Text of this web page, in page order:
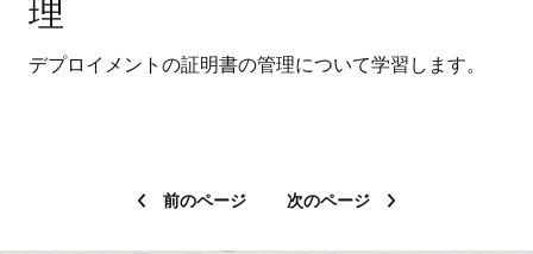
理
デプロイメントの証明書の管理について学習します。
前のページ 次のページ